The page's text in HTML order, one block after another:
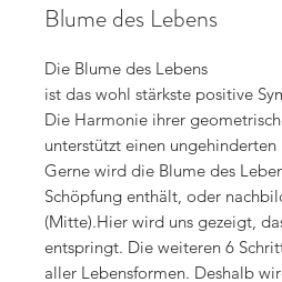
Blume des Lebens
Die Blume des Lebens
ist das wohl stärkste positive
Die Harmonie ihrer
unterstützt einen ungehinderten
Gerne wird die Blume des
Schöpfung enthält, oder
(Mitte).Hier wird uns gezeigt,
entspringt. Die weiteren 6
aller Lebensformen. Deshalb